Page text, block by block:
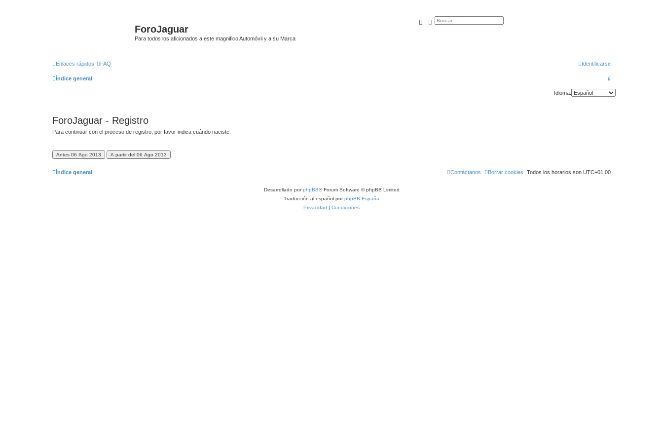
ForoJaguar
Para todos los aficionados a este magnifico Automóvil y a su Marca
BuscarBúsqueda avanzada
Enlaces rápidos FAQ Identificarse
Índice general
B
u
Idioma:
ForoJaguar - Registro
Para continuar con el proceso de registro, por favor indica cuándo naciste.
Índice general Todos los horarios son UTC+01:00
Borrar cookies
Contáctanos
Desarrollado porphpBB® Forum Software © phpBB Limited
Traducción al español porphpBB España
Privacidad | Condiciones